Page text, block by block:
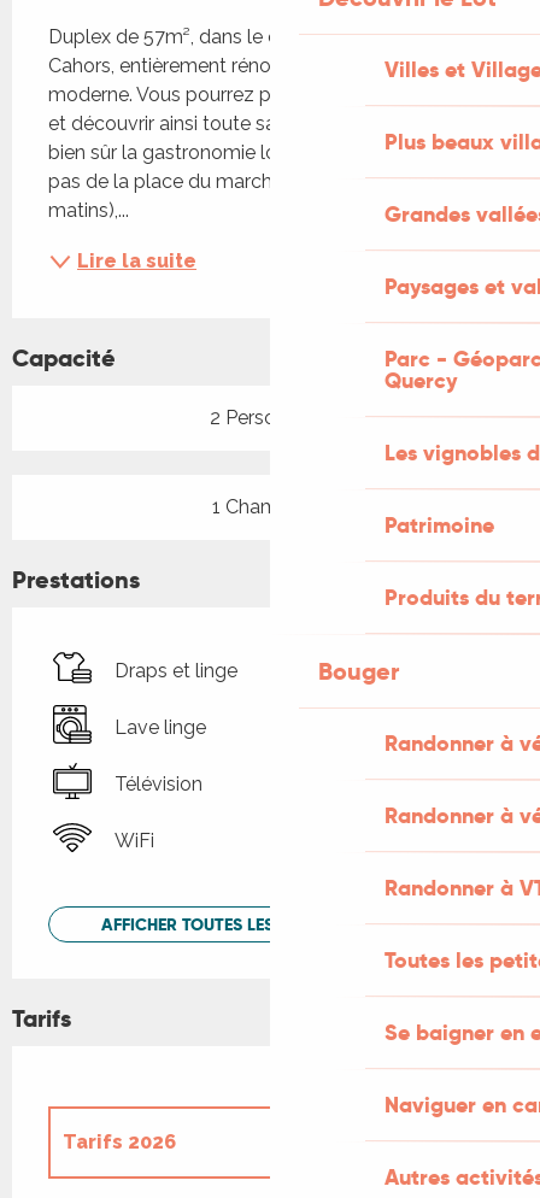
Villes et
Plus beaux
Grandes
Paysages et
Parc -
Quercy
Les vignobles
Patrimoine
Produits du
Bouger
Randonner à
Randonner à
Randonner à
Toutes les
Se baigner en
Naviguer en
Autres
Duplex de 57m², dans le centre historique de
Cahors, entièrement rénové avec tout le confort
moderne. Vous pourrez parcourir Cahors à pieds
et découvrir ainsi toute sa richesse culturelle et
bien sûr la gastronomie locale ! Vous serez à deux
pas de la place du marché (mercredi et samedi
matins),...
Lire la suite
Capacité
2 Personne(s)
1 Chambre(s)
Prestations
Draps et linge
Lave linge
Télévision
WiFi
AFFICHER TOUTES LES PRESTATIONS
Tarifs
Tarifs 2026